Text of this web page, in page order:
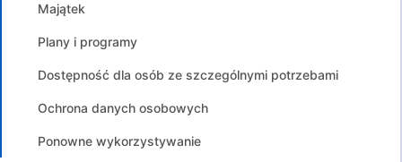
Majątek
Plany i programy
Dostępność dla osób ze szczególnymi potrzebami
Ochrona danych osobowych
Ponowne wykorzystywanie